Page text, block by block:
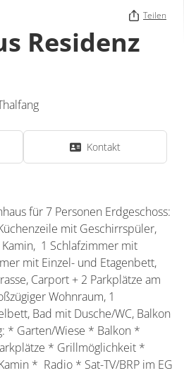
Teilen
Residenz
Kontakt
für 7 Personen Erdgeschoss:
mit Geschirrspüler,
1 Schlafzimmer mit
mit Einzel- und Etagenbett,
Carport + 2 Parkplätze am
Wohnraum, 1
Bad mit Dusche/WC, Balkon
* Garten/Wiese * Balkon *
* Grillmöglichkeit *
* Radio * Sat-TV/BRP im EG